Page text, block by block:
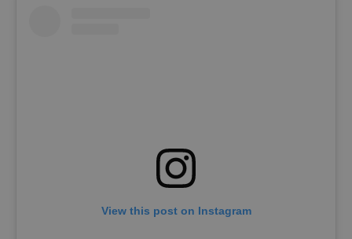
View this post on Instagram